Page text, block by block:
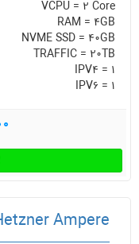
VCPU = 2 Core
RAM = 4GB
NVME SSD = 40GB
TRAFFIC = 20TB
IPV4 = 1
IPV6 = 1
Ampere